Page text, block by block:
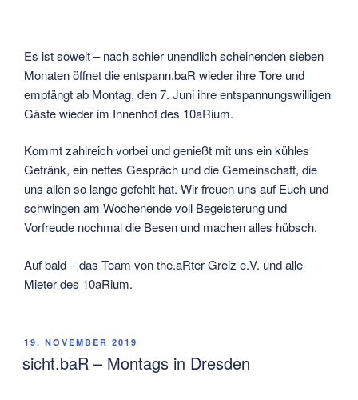
Es ist soweit – nach schier unendlich scheinenden sieben
Monaten öffnet die entspann.baR wieder ihre Tore und
empfängt ab Montag, den 7. Juni ihre entspannungswilligen
Gäste wieder im Innenhof des 10aRium.
Kommt zahlreich vorbei und genießt mit uns ein kühles
Getränk, ein nettes Gespräch und die Gemeinschaft, die
uns allen so lange gefehlt hat. Wir freuen uns auf Euch und
schwingen am Wochenende voll Begeisterung und
Vorfreude nochmal die Besen und machen alles hübsch.
Auf bald – das Team von the.aRter Greiz e.V. und alle
Mieter des 10aRium.
VERÖFFENTLICHT
AM
19. NOVEMBER 2019
sicht.baR – Montags in Dresden